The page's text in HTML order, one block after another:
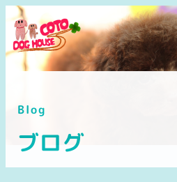
メ
イ
ン
へ
Blog
ブログ